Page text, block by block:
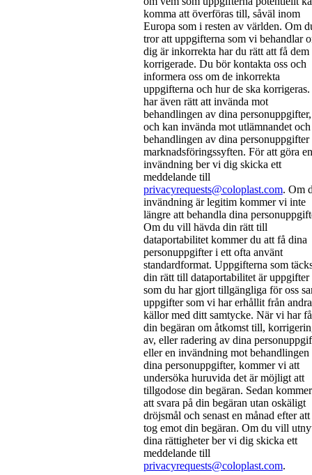
komma att överföras till, såväl inom
Europa som i resten av världen. Om
tror att uppgifterna som vi behandlar
dig är inkorrekta har du rätt att få dem
korrigerade. Du bör kontakta oss och
informera oss om de inkorrekta
uppgifterna och hur de ska
har även rätt att invända mot
behandlingen av dina personuppgifter,
och kan invända mot utlämnandet och
behandlingen av dina
marknadsföringssyften. För att göra en
invändning ber vi dig skicka ett
meddelande till
privacyrequests@coloplast.com. Om
invändning är legitim kommer vi inte
längre att behandla dina
Om du vill hävda din rätt till
dataportabilitet kommer du att få dina
personuppgifter i ett ofta använt
standardformat. Uppgifterna som
din rätt till dataportabilitet är uppgifter
som du har gjort tillgängliga för oss
uppgifter som vi har erhållit från andra
källor med ditt samtycke. När vi har
din begäran om åtkomst till,
av, eller radering av dina
eller en invändning mot behandlingen
dina personuppgifter, kommer vi att
undersöka huruvida det är möjligt att
tillgodose din begäran. Sedan
att svara på din begäran utan oskäligt
dröjsmål och senast en månad efter
tog emot din begäran. Om du vill
dina rättigheter ber vi dig skicka ett
meddelande till
privacyrequests@coloplast.com.